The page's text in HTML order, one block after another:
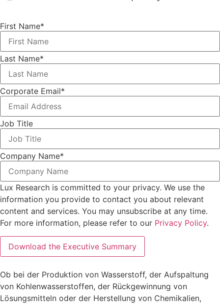
First Name*
Last Name*
Corporate Email*
Job Title
Company Name*
Lux Research is committed to your privacy. We use the
information you provide to contact you about relevant
content and services. You may unsubscribe at any time.
For more information, please refer to our Privacy Policy.
Ob bei der Produktion von Wasserstoff, der Aufspaltung
von Kohlenwasserstoffen, der Rückgewinnung von
Lösungsmitteln oder der Herstellung von Chemikalien,